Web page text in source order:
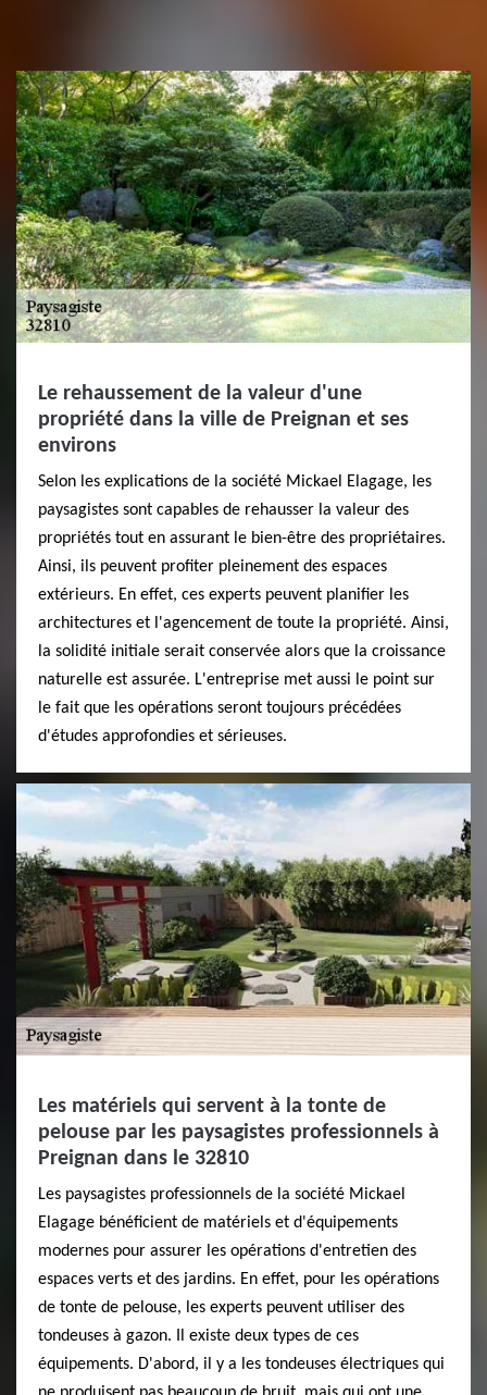
Le rehaussement de la valeur d'une
propriété dans la ville de Preignan et ses
environs
Selon les explications de la société Mickael Elagage, les
paysagistes sont capables de rehausser la valeur des
propriétés tout en assurant le bien-être des propriétaires.
Ainsi, ils peuvent profiter pleinement des espaces
extérieurs. En effet, ces experts peuvent planifier les
architectures et l'agencement de toute la propriété. Ainsi,
la solidité initiale serait conservée alors que la croissance
naturelle est assurée. L'entreprise met aussi le point sur
le fait que les opérations seront toujours précédées
d'études approfondies et sérieuses.
Les matériels qui servent à la tonte de
pelouse par les paysagistes professionnels à
Preignan dans le 32810
Les paysagistes professionnels de la société Mickael
Elagage bénéficient de matériels et d'équipements
modernes pour assurer les opérations d'entretien des
espaces verts et des jardins. En effet, pour les opérations
de tonte de pelouse, les experts peuvent utiliser des
tondeuses à gazon. Il existe deux types de ces
équipements. D'abord, il y a les tondeuses électriques qui